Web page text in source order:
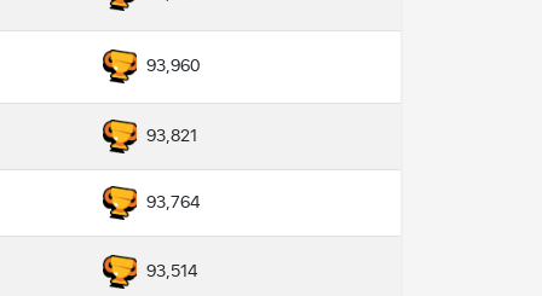
93,960
93,821
93,764
93,514